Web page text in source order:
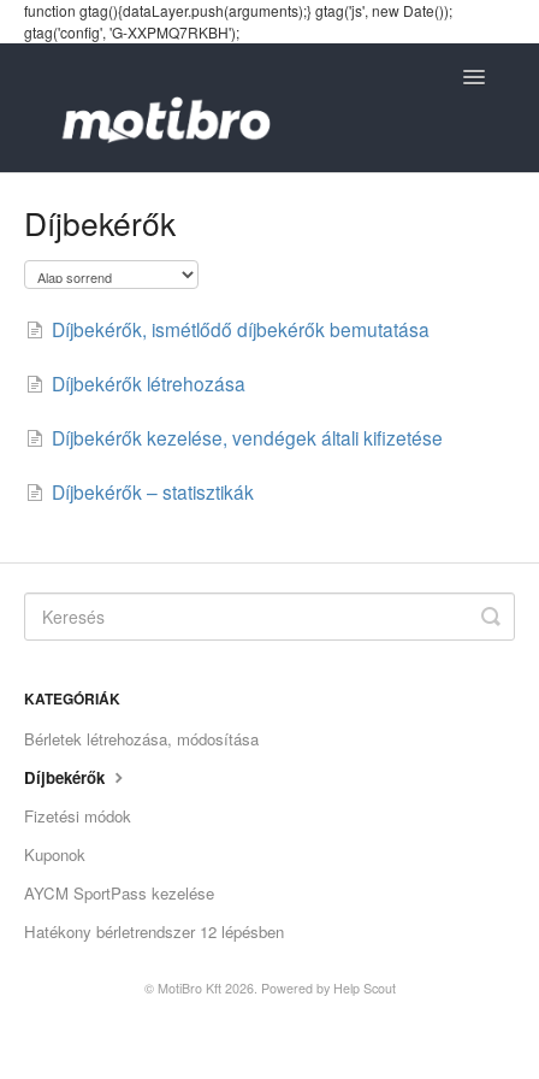
function gtag(){dataLayer.push(arguments);} gtag('js', new Date());
gtag('config', 'G-XXPMQ7RKBH');
Toggle
Díjbekérők
Díjbekérők, ismétlődő díjbekérők bemutatása
Díjbekérők létrehozása
Díjbekérők kezelése, vendégek általi kifizetése
Díjbekérők – statisztikák
KATEGÓRIÁK
Bérletek létrehozása, módosítása
Díjbekérők
Fizetési módok
Kuponok
AYCM SportPass kezelése
Hatékony bérletrendszer 12 lépésben
© MotiBro Kft 2026. Powered by Help Scout